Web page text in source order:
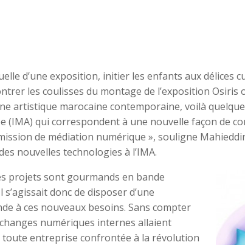
d’une exposition, initier les enfants aux délices
les coulisses du montage de l’exposition Osiris
artistique marocaine contemporaine, voilà
(IMA) qui correspondent à une nouvelle façon de
de médiation numérique », souligne
nouvelles technologies à l’IMA.
projets sont gourmands en bande
donc de disposer d’une
à ces nouveaux besoins. Sans compter
numériques internes allaient
toute entreprise confrontée à la révolution